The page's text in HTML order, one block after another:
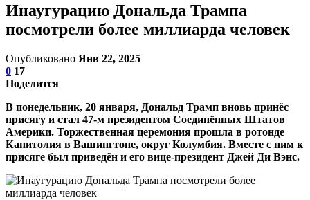
Инаугурацию Дональда Трампа
посмотрели более миллиарда человек
Опубликовано Янв 22, 2025
0 17
Поделится
В понедельник, 20 января, Дональд Трамп вновь принёс
присягу и стал 47-м президентом Соединённых Штатов
Америки. Торжественная церемония прошла в ротонде
Капитолия в Вашингтоне, округ Колумбия. Вместе с ним к
присяге был приведён и его вице-президент Джей Ди Вэнс.